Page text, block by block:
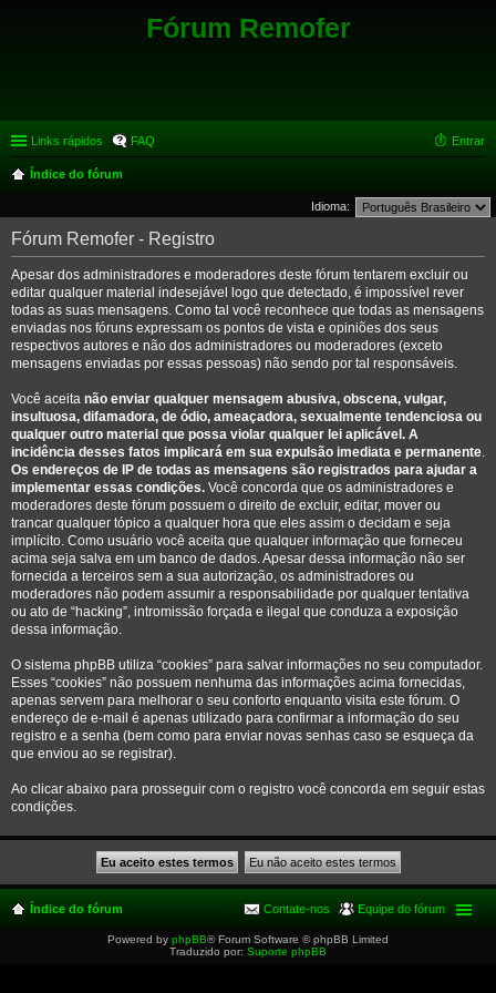
Fórum Remofer
Links rápidos FAQ Entrar
Índice do fórum
Idioma:
Fórum Remofer - Registro
Apesar dos administradores e moderadores deste fórum tentarem excluir ou
editar qualquer material indesejável logo que detectado, é impossível rever
todas as suas mensagens. Como tal você reconhece que todas as mensagens
enviadas nos fóruns expressam os pontos de vista e opiniões dos seus
respectivos autores e não dos administradores ou moderadores (exceto
mensagens enviadas por essas pessoas) não sendo por tal responsáveis.
Você aceita não enviar qualquer mensagem abusiva, obscena, vulgar,
insultuosa, difamadora, de ódio, ameaçadora, sexualmente tendenciosa ou
qualquer outro material que possa violar qualquer lei aplicável. A
incidência desses fatos implicará em sua expulsão imediata e permanente.
Os endereços de IP de todas as mensagens são registrados para ajudar a
implementar essas condições. Você concorda que os administradores e
moderadores deste fórum possuem o direito de excluir, editar, mover ou
trancar qualquer tópico a qualquer hora que eles assim o decidam e seja
implícito. Como usuário você aceita que qualquer informação que forneceu
acima seja salva em um banco de dados. Apesar dessa informação não ser
fornecida a terceiros sem a sua autorização, os administradores ou
moderadores não podem assumir a responsabilidade por qualquer tentativa
ou ato de “hacking”, intromissão forçada e ilegal que conduza a exposição
dessa informação.
O sistema phpBB utiliza “cookies” para salvar informações no seu computador.
Esses “cookies” não possuem nenhuma das informações acima fornecidas,
apenas servem para melhorar o seu conforto enquanto visita este fórum. O
endereço de e-mail é apenas utilizado para confirmar a informação do seu
registro e a senha (bem como para enviar novas senhas caso se esqueça da
que enviou ao se registrar).
Ao clicar abaixo para prosseguir com o registro você concorda em seguir estas
condições.
Índice do fórum Equipe do fórum
Contate-nos
Powered by phpBB® Forum Software © phpBB Limited
Traduzido por: Suporte phpBB